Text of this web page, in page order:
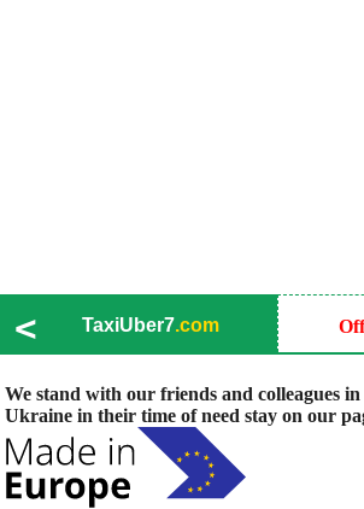
< TaxiUber7.com
We stand with our friends and colleagues
Ukraine in their time of need stay on our